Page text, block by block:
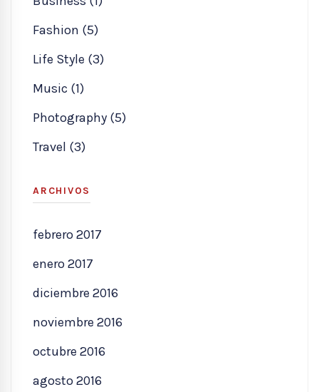
Fashion (5)
Life Style (3)
Music (1)
Photography (5)
Travel (3)
ARCHIVOS
febrero 2017
enero 2017
diciembre 2016
noviembre 2016
octubre 2016
agosto 2016